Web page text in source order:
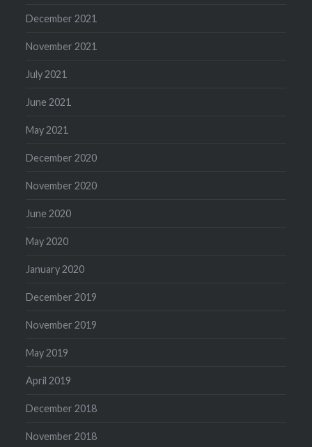
December 2021
November 2021
July 2021
June 2021
May 2021
December 2020
November 2020
June 2020
May 2020
January 2020
December 2019
November 2019
May 2019
April 2019
December 2018
November 2018